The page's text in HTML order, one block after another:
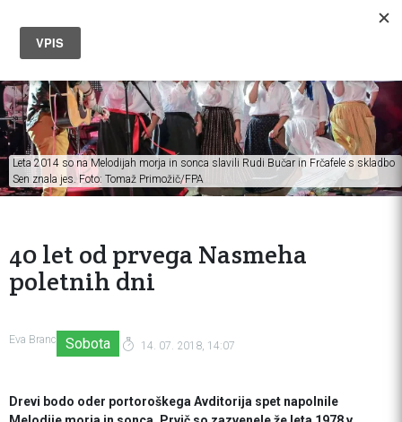
Leta 2014 so na Melodijah morja in sonca slavili Rudi Bučar in Frčafele s skladbo
Sen znala jes. Foto: Tomaž Primožič/FPA
40 let od prvega Nasmeha
poletnih dni
Eva Branc Sobota 14. 07. 2018, 14:07
Drevi bodo oder portoroškega Avditorija spet napolnile